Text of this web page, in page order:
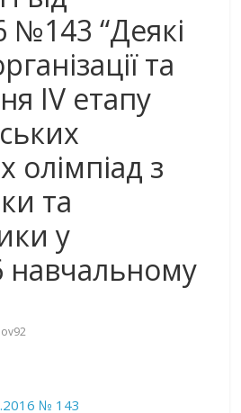
№143 “Деякі
та
IV етапу
олімпіад з
та
у
навчальному
№ 143